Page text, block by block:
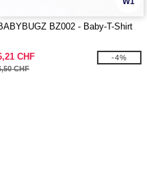
BZ002 - Baby-T-Shirt
CHF
CHF
-4%